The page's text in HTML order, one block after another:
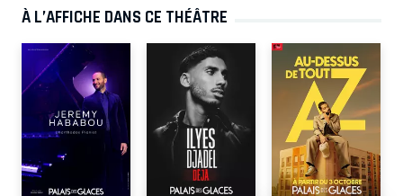
À L’AFFICHE DANS CE THÉÂTRE